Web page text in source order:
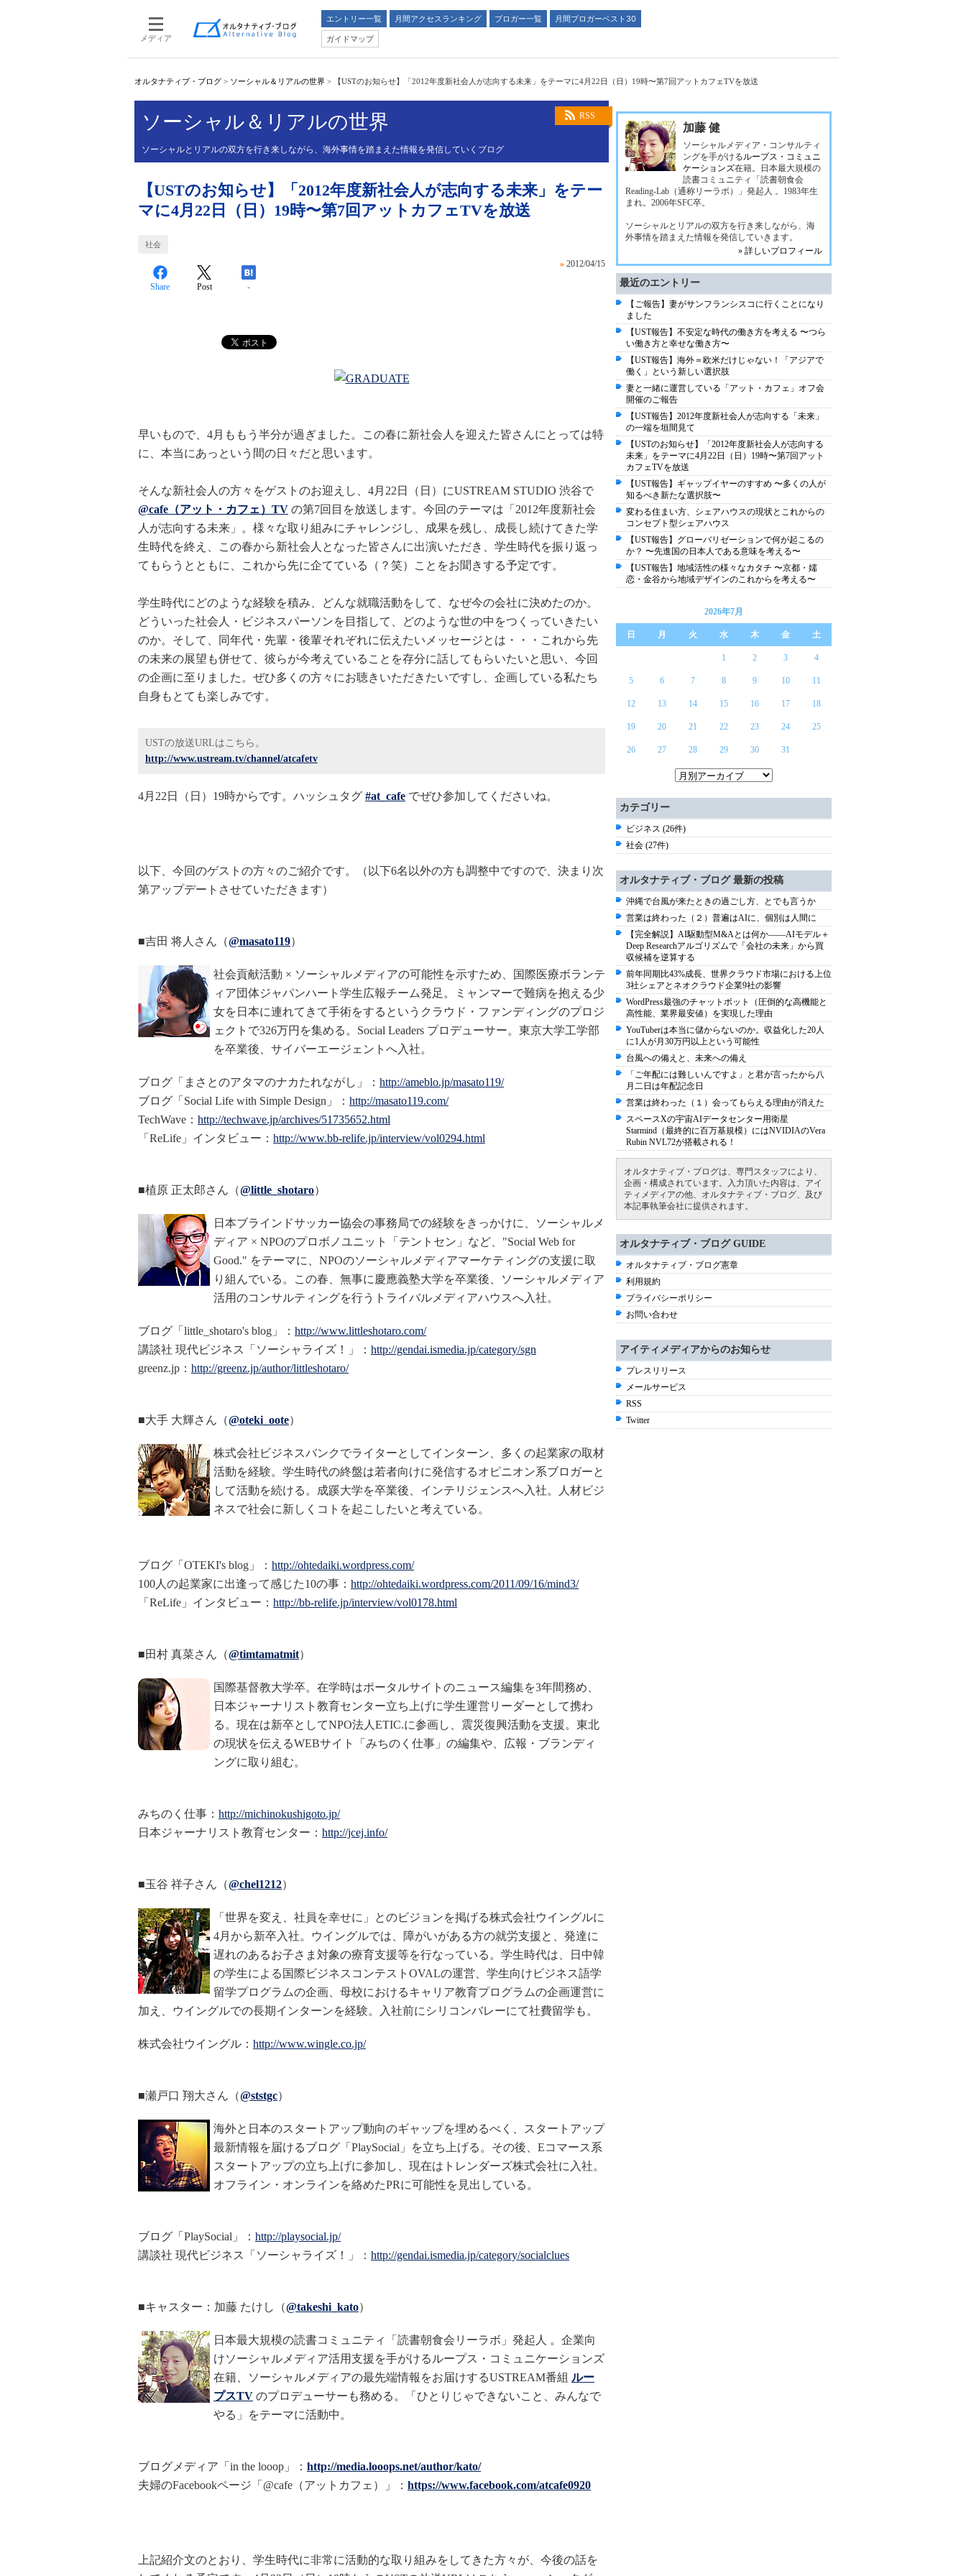
メディア
エントリー一覧 月間アクセスランキング ブロガー一覧
月間ブロガーベスト30
ガイドマップ
オルタナティブ・ブログ > ソーシャル＆リアルの世界 > 【USTのお知らせ】「2012年度新社会人が志向する未来」をテーマに4月22日（日）19時〜第7回アットカフェTVを放送
RSS
ソーシャル＆リアルの世界
ソーシャルとリアルの双方を行き来しながら、海外事情を踏まえた情報を発信していくブログ
【USTのお知らせ】「2012年度新社会人が志向する未来」をテー
マに4月22日（日）19時〜第7回アットカフェTVを放送
社会
» 2012/04/15
Share Post -
早いもので、4月ももう半分が過ぎました。この春に新社会人を迎えた皆さんにとっては特
に、本当にあっという間の日々だと思います。
そんな新社会人の方々をゲストのお迎えし、4月22日（日）にUSTREAM STUDIO 渋谷で
@cafe（アット・カフェ）TV の第7回目を放送します。今回のテーマは「2012年度新社会
人が志向する未来」。様々な取り組みにチャレンジし、成果を残し、成長し続けてきた学
生時代を終え、この春から新社会人となった皆さんに出演いただき、学生時代を振り返っ
てもらうとともに、これから先に企てている（？笑）ことをお聞きする予定です。
学生時代にどのような経験を積み、どんな就職活動をして、なぜ今の会社に決めたのか。
どういった社会人・ビジネスパーソンを目指して、どのような世の中をつくっていきたい
のか。そして、同年代・先輩・後輩それぞれに伝えたいメッセージとは・・・これから先
の未来の展望も併せて、彼らが今考えていることを存分に話してもらいたいと思い、今回
の企画に至りました。ぜひ多くの方々にお聴きいただきたいですし、企画している私たち
自身もとても楽しみです。
USTの放送URLはこちら。
http://www.ustream.tv/channel/atcafetv
4月22日（日）19時からです。ハッシュタグ #at_cafe でぜひ参加してくださいね。
以下、今回のゲストの方々のご紹介です。（以下6名以外の方も調整中ですので、決まり次
第アップデートさせていただきます）
■吉田 将人さん（@masato119）
社会貢献活動 × ソーシャルメディアの可能性を示すため、国際医療ボランテ
ィア団体ジャパンハート学生広報チーム発足。ミャンマーで難病を抱える少
女を日本に連れてきて手術をするというクラウド・ファンディングのプロジ
ェクトで326万円を集める。Social Leaders プロデューサー。東京大学工学部
を卒業後、サイバーエージェントへ入社。
ブログ「まさとのアタマのナカたれながし」： http://ameblo.jp/masato119/
ブログ「Social Life with Simple Design」： http://masato119.com/
TechWave： http://techwave.jp/archives/51735652.html
「ReLife」インタビュー： http://www.bb-relife.jp/interview/vol0294.html
■植原 正太郎さん（@little_shotaro）
日本ブラインドサッカー協会の事務局での経験をきっかけに、ソーシャルメ
ディア × NPOのプロボノユニット「テントセン」など、"Social Web for
Good." をテーマに、NPOのソーシャルメディアマーケティングの支援に取
り組んでいる。この春、無事に慶應義塾大学を卒業後、ソーシャルメディア
活用のコンサルティングを行うトライバルメディアハウスへ入社。
ブログ「little_shotaro's blog」： http://www.littleshotaro.com/
講談社 現代ビジネス「ソーシャライズ！」： http://gendai.ismedia.jp/category/sgn
greenz.jp： http://greenz.jp/author/littleshotaro/
■大手 大輝さん（@oteki_oote）
株式会社ビジネスバンクでライターとしてインターン、多くの起業家の取材
活動を経験。学生時代の終盤は若者向けに発信するオピニオン系ブロガーと
して活動を続ける。成蹊大学を卒業後、インテリジェンスへ入社。人材ビジ
ネスで社会に新しくコトを起こしたいと考えている。
ブログ「OTEKI's blog」： http://ohtedaiki.wordpress.com/
100人の起業家に出逢って感じた10の事： http://ohtedaiki.wordpress.com/2011/09/16/mind3/
「ReLife」インタビュー： http://bb-relife.jp/interview/vol0178.html
■田村 真菜さん（@timtamatmit）
国際基督教大学卒。在学時はポータルサイトのニュース編集を3年間務め、
日本ジャーナリスト教育センター立ち上げに学生運営リーダーとして携わ
る。現在は新卒としてNPO法人ETIC.に参画し、震災復興活動を支援。東北
の現状を伝えるWEBサイト「みちのく仕事」の編集や、広報・ブランディ
ングに取り組む。
みちのく仕事： http://michinokushigoto.jp/
日本ジャーナリスト教育センター： http://jcej.info/
■玉谷 祥子さん（@chel1212）
「世界を変え、社員を幸せに」とのビジョンを掲げる株式会社ウイングルに
4月から新卒入社。ウイングルでは、障がいがある方の就労支援と、発達に
遅れのあるお子さま対象の療育支援等を行なっている。学生時代は、日中韓
の学生による国際ビジネスコンテストOVALの運営、学生向けビジネス語学
留学プログラムの企画、母校におけるキャリア教育プログラムの企画運営に
加え、ウイングルでの長期インターンを経験。入社前にシリコンバレーにて社費留学も。
株式会社ウイングル： http://www.wingle.co.jp/
■瀬戸口 翔大さん（@ststgc）
海外と日本のスタートアップ動向のギャップを埋めるべく、スタートアップ
最新情報を届けるブログ「PlaySocial」を立ち上げる。その後、Eコマース系
スタートアップの立ち上げに参加し、現在はトレンダーズ株式会社に入社。
オフライン・オンラインを絡めたPRに可能性を見出している。
ブログ「PlaySocial」： http://playsocial.jp/
講談社 現代ビジネス「ソーシャライズ！」： http://gendai.ismedia.jp/category/socialclues
■キャスター：加藤 たけし（@takeshi_kato）
日本最大規模の読書コミュニティ「読書朝食会リーラボ」発起人 。企業向
けソーシャルメディア活用支援を手がけるループス・コミュニケーションズ
在籍、ソーシャルメディアの最先端情報をお届けするUSTREAM番組 ルー
プスTV のプロデューサーも務める。「ひとりじゃできないこと、みんなで
やる」をテーマに活動中。
ブログメディア「in the looop」： http://media.looops.net/author/kato/
夫婦のFacebookページ「@cafe（アットカフェ）」： https://www.facebook.com/atcafe0920
上記紹介文のとおり、学生時代に非常に活動的な取り組みをしてきた方々が、今後の話を
加藤 健
ソーシャルメディア・コンサルティ
ングを手がけるループス・コミュニ
ケーションズ在籍。日本最大規模の
読書コミュニティ「読書朝食会
Reading-Lab（通称リーラボ）」発起人 。1983年生
まれ。2006年SFC卒。
ソーシャルとリアルの双方を行き来しながら、海
外事情を踏まえた情報を発信していきます。
» 詳しいプロフィール
最近のエントリー
【ご報告】妻がサンフランシスコに行くことになり
ました
【UST報告】不安定な時代の働き方を考える 〜つら
い働き方と幸せな働き方〜
【UST報告】海外＝欧米だけじゃない！「アジアで
働く」という新しい選択肢
妻と一緒に運営している「アット・カフェ」オフ会
開催のご報告
【UST報告】2012年度新社会人が志向する「未来」
の一端を垣間見て
【USTのお知らせ】「2012年度新社会人が志向する
未来」をテーマに4月22日（日）19時〜第7回アット
カフェTVを放送
【UST報告】ギャップイヤーのすすめ 〜多くの人が
知るべき新たな選択肢〜
変わる住まい方、シェアハウスの現状とこれからの
コンセプト型シェアハウス
【UST報告】グローバリゼーションで何が起こるの
か？ 〜先進国の日本人である意味を考える〜
【UST報告】地域活性の様々なカタチ 〜京都・嬬
恋・金谷から地域デザインのこれからを考える〜
2026年7月
日 月 火 水 木 金 土
1 2 3 4
5 6 7 8 9 10 11
12 13 14 15 16 17 18
19 20 21 22 23 24 25
26 27 28 29 30 31
カテゴリー
ビジネス (26件)
社会 (27件)
オルタナティブ・ブログ 最新の投稿
沖縄で台風が来たときの過ごし方、とでも言うか
営業は終わった（２）普遍はAIに、個別は人間に
【完全解説】AI駆動型M&Aとは何か――AIモデル＋
Deep Researchアルゴリズムで「会社の未来」から買
収候補を逆算する
前年同期比43%成長、世界クラウド市場における上位
3社シェアとネオクラウド企業9社の影響
WordPress最強のチャットボット（圧倒的な高機能と
高性能、業界最安値）を実現した理由
YouTuberは本当に儲からないのか。収益化した20人
に1人が月30万円以上という可能性
台風への備えと、未来への備え
「ご年配には難しいんですよ」と君が言ったから八
月二日は年配記念日
営業は終わった（１）会ってもらえる理由が消えた
スペースXの宇宙AIデータセンター用衛星
Starmind（最終的に百万基規模）にはNVIDIAのVera
Rubin NVL72が搭載される！
オルタナティブ・ブログは、専門スタッフにより、
企画・構成されています。入力頂いた内容は、アイ
ティメディアの他、オルタナティブ・ブログ、及び
本記事執筆会社に提供されます。
オルタナティブ・ブログ GUIDE
オルタナティブ・ブログ憲章
利用規約
プライバシーポリシー
お問い合わせ
アイティメディアからのお知らせ
プレスリリース
メールサービス
RSS
Twitter